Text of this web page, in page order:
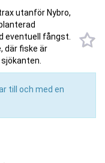
utanför Nybro,
eventuell fångst.
där fiske är
till och med en